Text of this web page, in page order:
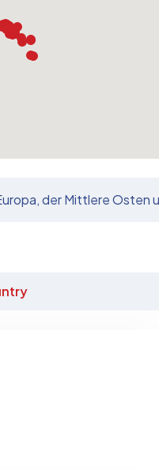
der Mittlere Osten